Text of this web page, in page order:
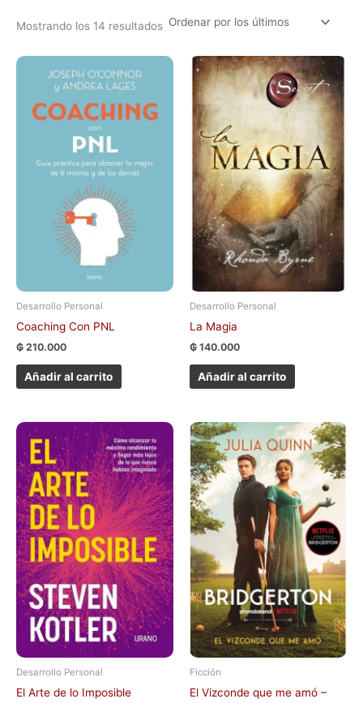
Mostrando los 14 resultados
Desarrollo Personal
Coaching Con PNL
₲ 210.000
Añadir al carrito
Desarrollo Personal
La Magia
₲ 140.000
Añadir al carrito
Desarrollo Personal
El Arte de lo Imposible
Ficción
El Vizconde que me amó –